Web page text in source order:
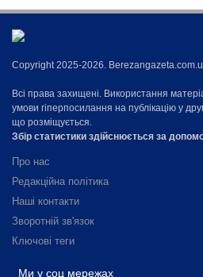
Copyright 2025-2026.
Всі права захищені. Використання
умови гіперпосилання на публікацію у
що розміщується.
Збір статистики здійснюється за
Про нас
Редакційна політика
Наші контакти
Зворотній зв'язок
Ключові теги
Ми у соц мережах